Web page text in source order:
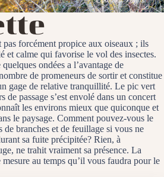
pas forcément propice aux oiseaux ; ils
et calme qui favorise le vol des insectes.
ondées a l’avantage de
de promeneurs de sortir et constitue
gage de relative tranquillité. Le pic vert
de passage s’est envolé dans un concert
les environs mieux que quiconque et
le paysage. Comment pouvez-vous le
de branches et de feuillage si vous ne
sa fuite précipitée? Rien, à
ne trahit vraiment sa présence. La
mesure au temps qu’il vous faudra pour le